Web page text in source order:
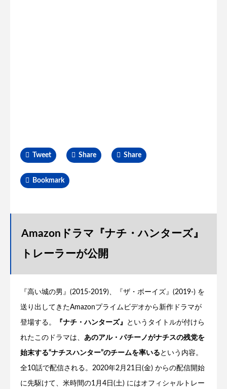
Tweet Share Share
Bookmark
Amazonドラマ『ナチ・ハンターズ』
トレーラーが公開
『高い城の男』(2015-2019)、『ザ・ボーイズ』(2019-) を
送り出してきたAmazonプライムビデオから新作ドラマが
登場する。 『ナチ・ハンターズ』 というタイトルが付けら
れたこのドラマは、 あのアル・パチーノがナチスの残党を
始末する“ナチスハンター”のチームを率いる という内容。
全10話で配信される。2020年2月21日(金) からの配信開始
に先駆けて、米時間の1月4日(土) にはオフィシャルトレー